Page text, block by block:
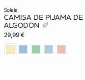
soleia
CAMISA DE PIJAMA DE
ALGODÓN
29,99 €